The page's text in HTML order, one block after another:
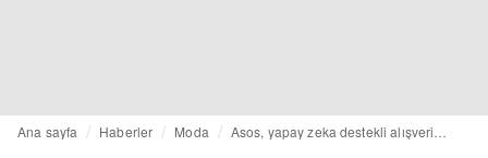
Ana sayfa Haberler Moda